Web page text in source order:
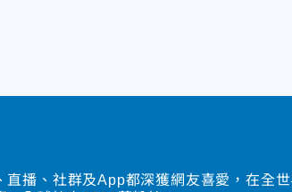
直播、社群及App都深獲網友喜愛，在全